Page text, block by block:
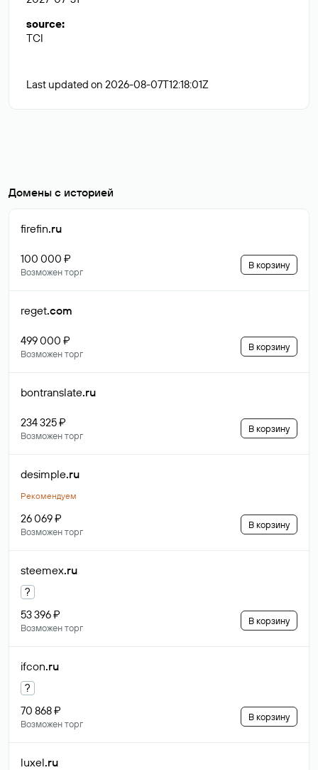
source:
TCI
Last updated on 2026-08-07T12:18:01Z
Домены с историей
firefin.ru
100 000 ₽
Возможен торг
В корзину
reget.com
499 000 ₽
Возможен торг
В корзину
bontranslate.ru
234 325 ₽
Возможен торг
В корзину
desimple.ru
Рекомендуем
26 069 ₽
Возможен торг
В корзину
steemex.ru
?
53 396 ₽
Возможен торг
В корзину
ifcon.ru
?
70 868 ₽
Возможен торг
В корзину
luxel.ru